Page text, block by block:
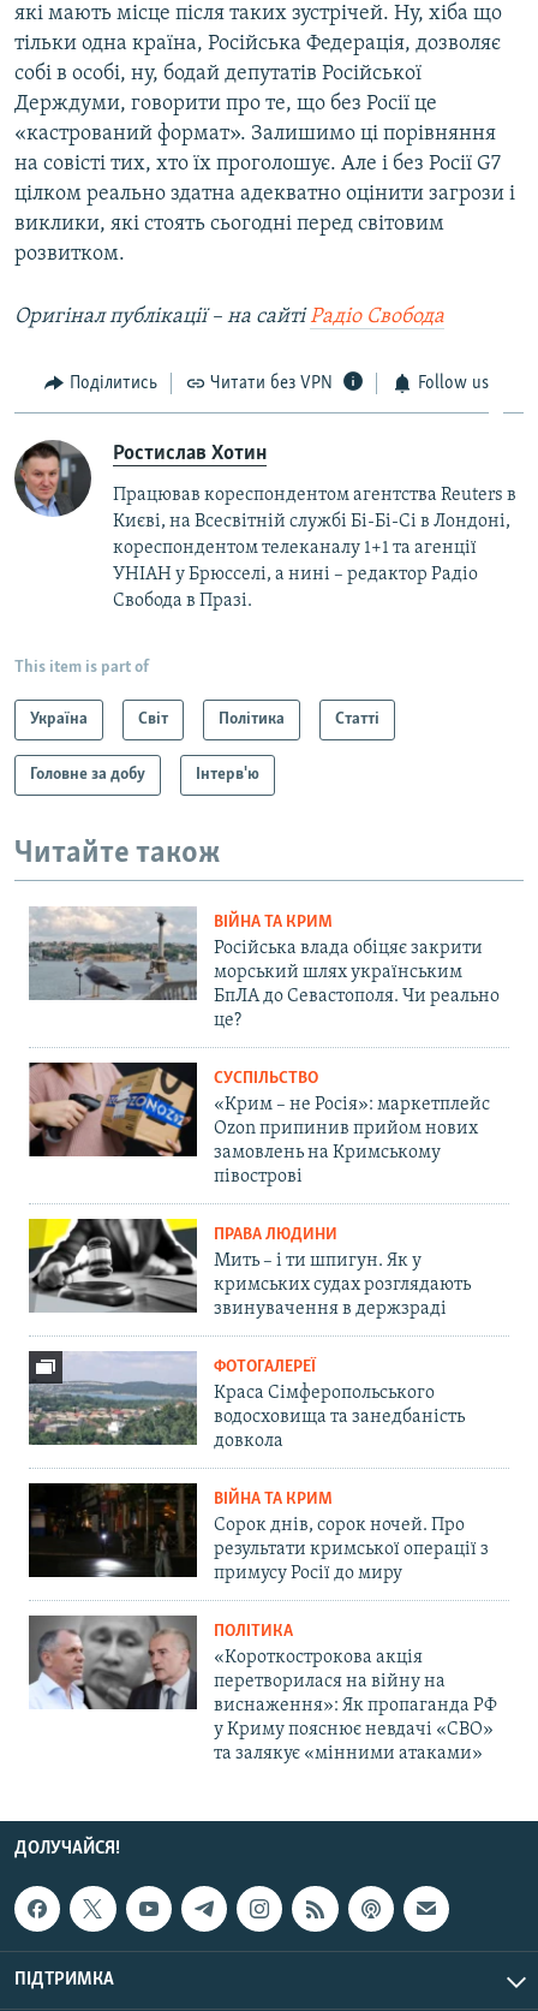
які мають місце після таких зустрічей. Ну, хіба що
тільки одна країна, Російська Федерація, дозволяє
собі в особі, ну, бодай депутатів Російської
Держдуми, говорити про те, що без Росії це
«кастрований формат». Залишимо ці порівняння
на совісті тих, хто їх проголошує. Але і без Росії G7
цілком реально здатна адекватно оцінити загрози і
виклики, які стоять сьогодні перед світовим
розвитком.
Оригінал публікації – на сайтіРадіо Свобода
Поділитись Читати без VPN Follow us
Ростислав Хотин
Працював кореспондентом агентства Reuters в
Києві, на Всесвітній службі Бі-Бі-Сі в Лондоні,
кореспондентом телеканалу 1+1 та агенції
УНІАН у Брюсселі, а нині – редактор Радіо
Свобода в Празі.
This item is part of
Україна Світ Політика Статті
Головне за добу Інтерв'ю
Читайте також
ВІЙНА ТА КРИМ
Російська влада обіцяє закрити
морський шлях українським
БпЛА до Севастополя. Чи реально
це?
СУСПІЛЬСТВО
«Крим – не Росія»: маркетплейс
Ozon припинив прийом нових
замовлень на Кримському
півострові
ПРАВА ЛЮДИНИ
Мить – і ти шпигун. Як у
кримських судах розглядають
звинувачення в держзраді
ФОТОГАЛЕРЕЇ
Краса Сімферопольського
водосховища та занедбаність
довкола
ВІЙНА ТА КРИМ
Сорок днів, сорок ночей. Про
результати кримської операції з
примусу Росії до миру
ПОЛІТИКА
«Короткострокова акція
перетворилася на війну на
виснаження»: Як пропаганда РФ
у Криму пояснює невдачі «СВО»
та залякує «мінними атаками»
ДОЛУЧАЙСЯ!
ПІДТРИМКА